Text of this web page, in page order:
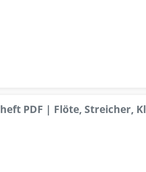
PDF | Flöte, Streicher,